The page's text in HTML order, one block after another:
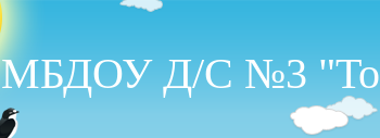
МБДОУ Д/С №3